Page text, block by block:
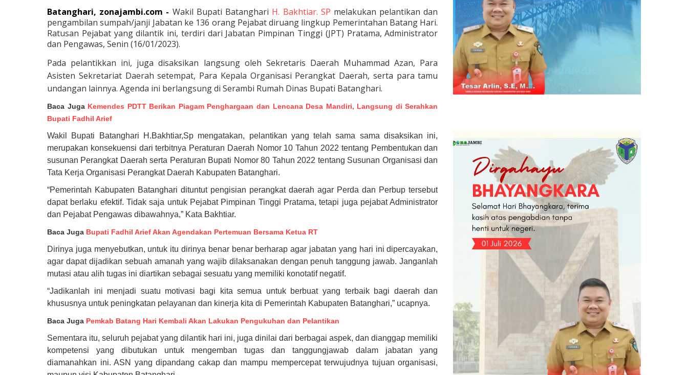
Batanghari, zonajambi.com - Wakil Bupati Batanghari H. Bakhtiar. SP melakukan pelantikan dan
pengambilan sumpah/janji Jabatan ke 136 orang Pejabat diruang lingkup Pemerintahan Batang Hari.
Ratusan Pejabat yang dilantik ini, terdiri dari Jabatan Pimpinan Tinggi (JPT) Pratama, Administrator
dan Pengawas, Senin (16/01/2023).
Pada pelantikkan ini, juga disaksikan langsung oleh Sekretaris Daerah Muhammad Azan, Para
Asisten Sekretariat Daerah setempat, Para Kepala Organisasi Perangkat Daerah, serta para tamu
undangan lainnya. Agenda ini berlangsung di Serambi Rumah Dinas Bupati Batanghari.
Baca Juga Kemendes PDTT Berikan Piagam Penghargaan dan Lencana Desa Mandiri, Langsung di Serahkan
Bupati Fadhil Arief
Wakil Bupati Batanghari H.Bakhtiar,Sp mengatakan, pelantikan yang telah sama sama disaksikan ini,
merupakan konsekuensi dari terbitnya Peraturan Daerah Nomor 10 Tahun 2022 tentang Pembentukan dan
susunan Perangkat Daerah serta Peraturan Bupati Nomor 80 Tahun 2022 tentang Susunan Organisasi dan
Tata Kerja Organisasi Perangkat Daerah Kabupaten Batanghari.
“Pemerintah Kabupaten Batanghari dituntut pengisian perangkat daerah agar Perda dan Perbup tersebut
dapat berlaku efektif. Tidak saja untuk Pejabat Pimpinan Tinggi Pratama, tetapi juga pejabat Administrator
dan Pejabat Pengawas dibawahnya,” Kata Bakhtiar.
Baca Juga Bupati Fadhil Arief Akan Agendakan Pertemuan Bersama Ketua RT
Dirinya juga menyebutkan, untuk itu dirinya benar benar berharap agar jabatan yang hari ini dipercayakan,
agar dapat dijadikan sebuah amanah yang wajib dilaksanakan dengan penuh tanggung jawab. Janganlah
mutasi atau alih tugas ini diartikan sebagai sesuatu yang memiliki konotatif negatif.
“Jadikanlah ini menjadi suatu motivasi bagi kita semua untuk berbuat yang terbaik bagi daerah dan
khususnya untuk peningkatan pelayanan dan kinerja kita di Pemerintah Kabupaten Batanghari,” ucapnya.
Baca Juga Pemkab Batang Hari Kembali Akan Lakukan Pengukuhan dan Pelantikan
Sementara itu, seluruh pejabat yang dilantik hari ini, juga dinilai dari berbagai aspek, dan dianggap memiliki
kompetensi yang dibutukan untuk mengemban tugas dan tanggungjawab dalam jabatan yang
diamanahkan ini. ASN yang dipandang cakap dan mampu mempercepat terwujudnya tujuan organisasi,